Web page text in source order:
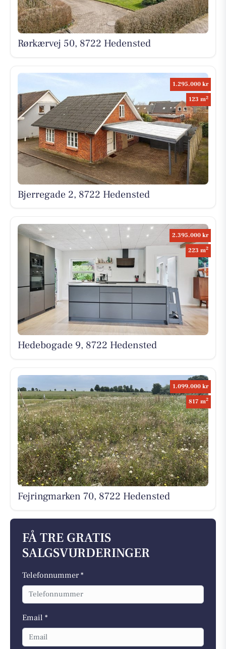
Rørkærvej 50, 8722 Hedensted
1.295.000 kr
123 m2
Bjerregade 2, 8722 Hedensted
2.395.000 kr
223 m2
Hedebogade 9, 8722 Hedensted
1.099.000 kr
817 m2
Fejringmarken 70, 8722 Hedensted
FÅ TRE GRATIS
SALGSVURDERINGER
Telefonnummer *
Email *